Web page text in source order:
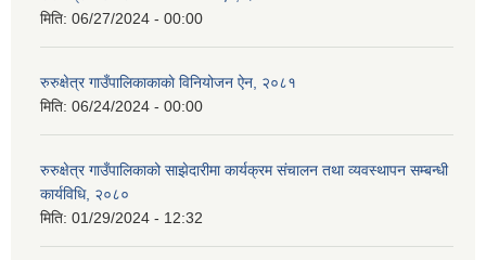
मिति: 06/27/2024 - 00:00
रुरुक्षेत्र गाउँपालिकाकाकाे विनियोजन ऐन, २०८१
मिति: 06/24/2024 - 00:00
रुरुक्षेत्र गाउँपालिकाको साझेदारीमा कार्यक्रम संचालन तथा व्यवस्थापन सम्बन्धी
कार्यविधि, २०८०
मिति: 01/29/2024 - 12:32